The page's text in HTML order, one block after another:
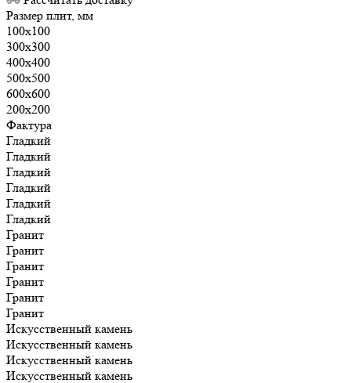
Размер плит, мм
100х100
300х300
400х400
500х500
600х600
200х200
Фактура
Гладкий
Гладкий
Гладкий
Гладкий
Гладкий
Гладкий
Гранит
Гранит
Гранит
Гранит
Гранит
Гранит
Искусственный камень
Искусственный камень
Искусственный камень
Искусственный камень